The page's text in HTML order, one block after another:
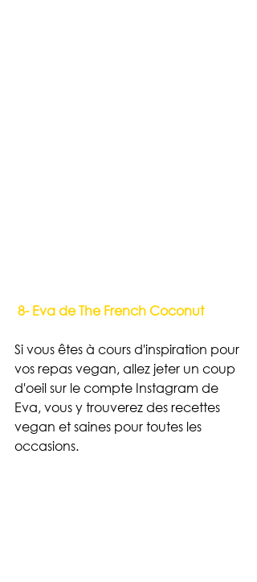
8- Eva de The French Coconut
Si vous êtes à cours d'inspiration pour
vos repas vegan, allez jeter un coup
d'oeil sur le compte Instagram de
Eva, vous y trouverez des recettes
vegan et saines pour toutes les
occasions.